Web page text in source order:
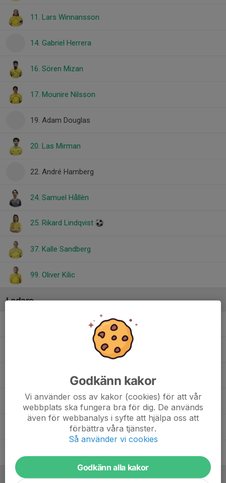
11. Lars Winnansson
14. Gabriel Herrera
16. Sören Mizan
17. Mounire Nilsson
19. Adam Douglas
20. Las Mirman
22. André Hamberg
24. Samuel Hållèn
25. Rikard Lindqvist
37. Kalle Sandberg
99. Oliver Kilic
Ledare
Assisterande tränare
Assisterande tränare
Amir Hakia Jabri Material
Johan Lönn Huvudtränare
Jesper SchwartzMaterialförvaltare
Godkänn kakor
Vi använder oss av kakor (cookies) för att vår
webbplats ska fungera bra för dig. De används
även för webbanalys i syfte att hjälpa oss att
förbättra våra tjänster.
Så använder vi cookies
Godkänn alla kakor